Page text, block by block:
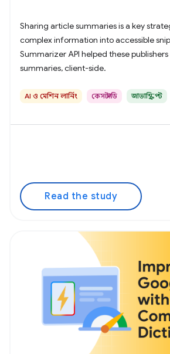
Sharing article summaries is a key
complex information into accessible
Summarizer API helped these
summaries, client-side.
AI ও মেশিন লার্নিং কেস স্টাডি জাভাস্ক্রিপ্ট
Read the study